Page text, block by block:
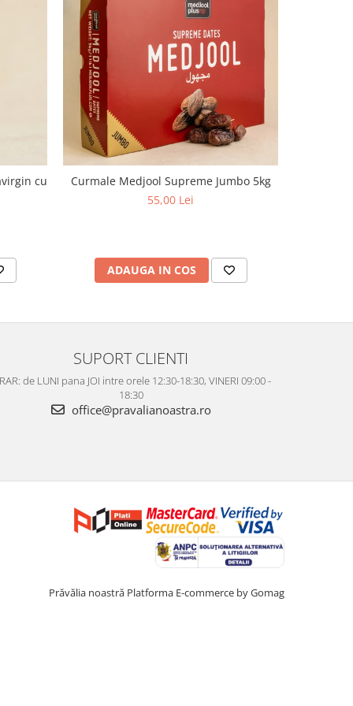
cu
Curmale Medjool Supreme Jumbo 5kg
55,00 Lei
ADAUGA IN COS
SUPORT CLIENTI
de LUNI pana JOI intre orele 12:30-18:30, VINERI 09:00 -
18:30
office@pravalianoastra.ro
Prăvălia noastră Platforma E-commerce by Gomag